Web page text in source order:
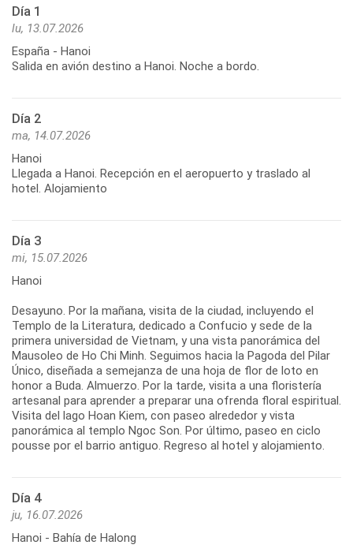
Día 1
lu, 13.07.2026
España - Hanoi
Salida en avión destino a Hanoi. Noche a bordo.
Día 2
ma, 14.07.2026
Hanoi
Llegada a Hanoi. Recepción en el aeropuerto y traslado al
hotel. Alojamiento
Día 3
mi, 15.07.2026
Hanoi
Desayuno. Por la mañana, visita de la ciudad, incluyendo el
Templo de la Literatura, dedicado a Confucio y sede de la
primera universidad de Vietnam, y una vista panorámica del
Mausoleo de Ho Chi Minh. Seguimos hacia la Pagoda del Pilar
Único, diseñada a semejanza de una hoja de flor de loto en
honor a Buda. Almuerzo. Por la tarde, visita a una floristería
artesanal para aprender a preparar una ofrenda floral espiritual.
Visita del lago Hoan Kiem, con paseo alrededor y vista
panorámica al templo Ngoc Son. Por último, paseo en ciclo
Día 4
ju, 16.07.2026
Hanoi - Bahía de Halong